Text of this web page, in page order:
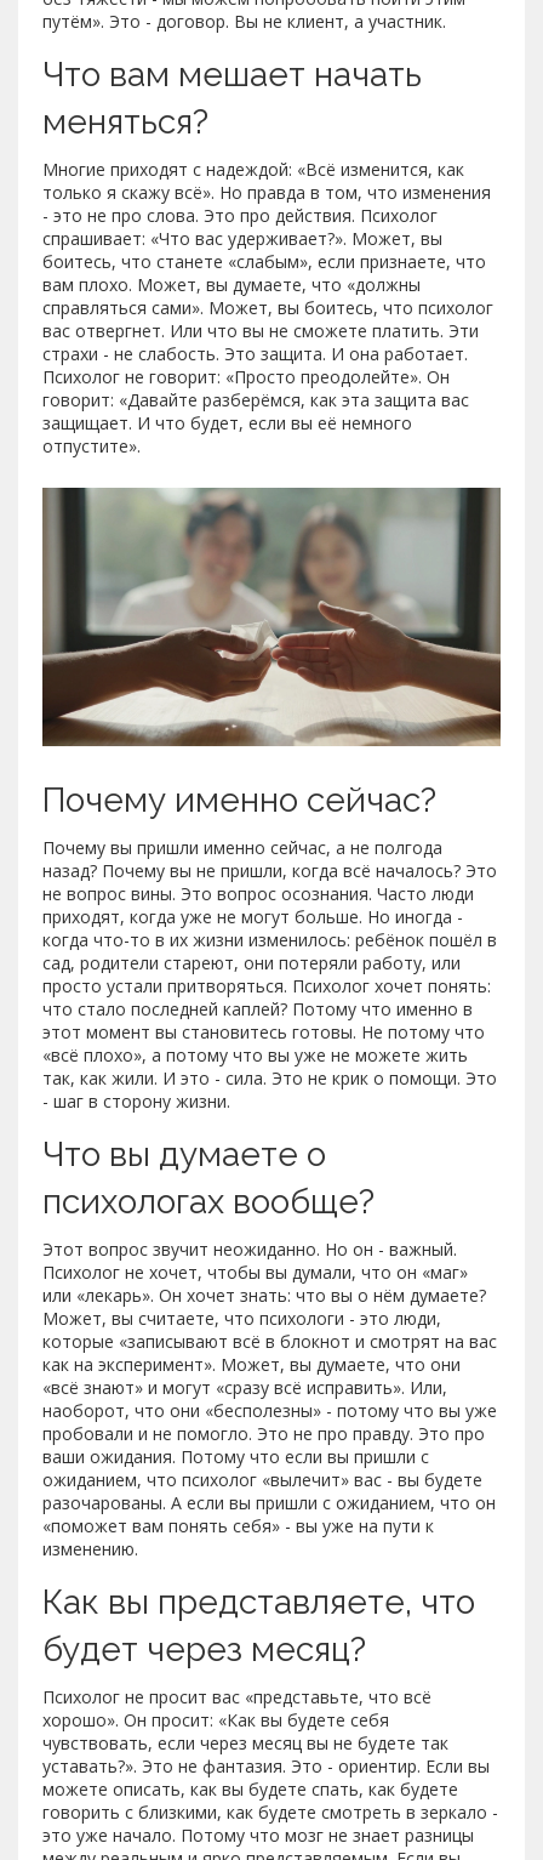
путём». Это - договор. Вы не клиент, а участник.
Что вам мешает начать
меняться?
Многие приходят с надеждой: «Всё изменится, как
только я скажу всё». Но правда в том, что изменения
- это не про слова. Это про действия. Психолог
спрашивает: «Что вас удерживает?». Может, вы
боитесь, что станете «слабым», если признаете, что
вам плохо. Может, вы думаете, что «должны
справляться сами». Может, вы боитесь, что психолог
вас отвергнет. Или что вы не сможете платить. Эти
страхи - не слабость. Это защита. И она работает.
Психолог не говорит: «Просто преодолейте». Он
говорит: «Давайте разберёмся, как эта защита вас
защищает. И что будет, если вы её немного
отпустите».
Почему именно сейчас?
Почему вы пришли именно сейчас, а не полгода
назад? Почему вы не пришли, когда всё началось? Это
не вопрос вины. Это вопрос осознания. Часто люди
приходят, когда уже не могут больше. Но иногда -
когда что-то в их жизни изменилось: ребёнок пошёл в
сад, родители стареют, они потеряли работу, или
просто устали притворяться. Психолог хочет понять:
что стало последней каплей? Потому что именно в
этот момент вы становитесь готовы. Не потому что
«всё плохо», а потому что вы уже не можете жить
так, как жили. И это - сила. Это не крик о помощи. Это
- шаг в сторону жизни.
Что вы думаете о
психологах вообще?
Этот вопрос звучит неожиданно. Но он - важный.
Психолог не хочет, чтобы вы думали, что он «маг»
или «лекарь». Он хочет знать: что вы о нём думаете?
Может, вы считаете, что психологи - это люди,
которые «записывают всё в блокнот и смотрят на вас
как на эксперимент». Может, вы думаете, что они
«всё знают» и могут «сразу всё исправить». Или,
наоборот, что они «бесполезны» - потому что вы уже
пробовали и не помогло. Это не про правду. Это про
ваши ожидания. Потому что если вы пришли с
ожиданием, что психолог «вылечит» вас - вы будете
разочарованы. А если вы пришли с ожиданием, что он
«поможет вам понять себя» - вы уже на пути к
изменению.
Как вы представляете, что
будет через месяц?
Психолог не просит вас «представьте, что всё
хорошо». Он просит: «Как вы будете себя
чувствовать, если через месяц вы не будете так
уставать?». Это не фантазия. Это - ориентир. Если вы
можете описать, как вы будете спать, как будете
говорить с близкими, как будете смотреть в зеркало -
это уже начало. Потому что мозг не знает разницы